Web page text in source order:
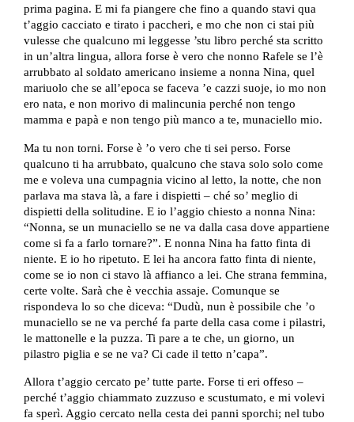
prima pagina. E mi fa piangere che fino a quando stavi qua
t’aggio cacciato e tirato i paccheri, e mo che non ci stai più
vulesse che qualcuno mi leggesse ’stu libro perché sta scritto
in un’altra lingua, allora forse è vero che nonno Rafele se l’è
arrubbato al soldato americano insieme a nonna Nina, quel
mariuolo che se all’epoca se faceva ’e cazzi suoje, io mo non
ero nata, e non morivo di malincunia perché non tengo
mamma e papà e non tengo più manco a te, munaciello mio.
Ma tu non torni. Forse è ’o vero che ti sei perso. Forse
qualcuno ti ha arrubbato, qualcuno che stava solo solo come
me e voleva una cumpagnia vicino al letto, la notte, che non
parlava ma stava là, a fare i dispietti – ché so’ meglio di
dispietti della solitudine. E io l’aggio chiesto a nonna Nina:
“Nonna, se un munaciello se ne va dalla casa dove appartiene
come si fa a farlo tornare?”. E nonna Nina ha fatto finta di
niente. E io ho ripetuto. E lei ha ancora fatto finta di niente,
come se io non ci stavo là affianco a lei. Che strana femmina,
certe volte. Sarà che è vecchia assaje. Comunque se
rispondeva lo so che diceva: “Dudù, nun è possibile che ’o
munaciello se ne va perché fa parte della casa come i pilastri,
le mattonelle e la puzza. Ti pare a te che, un giorno, un
pilastro piglia e se ne va? Ci cade il tetto n’capa”.
Allora t’aggio cercato pe’ tutte parte. Forse ti eri offeso –
perché t’aggio chiammato zuzzuso e scustumato, e mi volevi
fa sperì. Aggio cercato nella cesta dei panni sporchi; nel tubo